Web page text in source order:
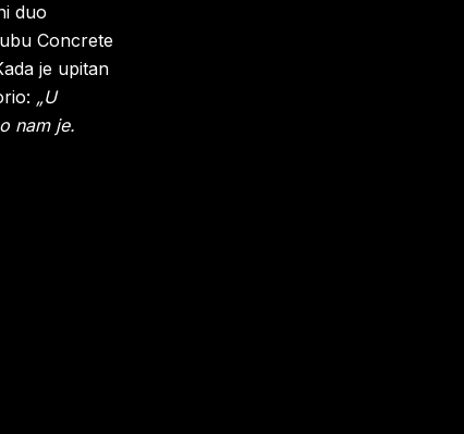
duo
Concrete
je upitan
„U
nam je.